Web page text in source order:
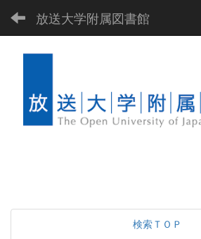
放送大学附属図書館
検索ＴＯＰ